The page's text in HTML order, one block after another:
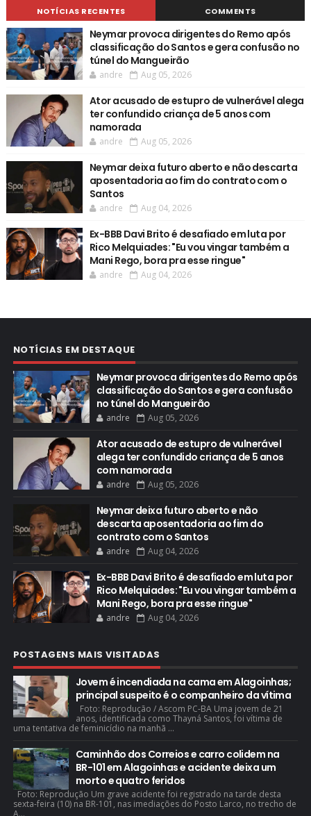
NOTÍCIAS RECENTES COMMENTS
Neymar provoca dirigentes do Remo após
classificação do Santos e gera confusão no
túnel do Mangueirão
andre Aug 05, 2026
Ator acusado de estupro de vulnerável alega
ter confundido criança de 5 anos com
namorada
andre Aug 05, 2026
Neymar deixa futuro aberto e não descarta
aposentadoria ao fim do contrato com o
Santos
andre Aug 04, 2026
Ex-BBB Davi Brito é desafiado em luta por
Rico Melquiades: "Eu vou vingar também a
Mani Rego, bora pra esse ringue"
andre Aug 04, 2026
NOTÍCIAS EM DESTAQUE
Neymar provoca dirigentes do Remo após
classificação do Santos e gera confusão
no túnel do Mangueirão
andre Aug 05, 2026
Ator acusado de estupro de vulnerável
alega ter confundido criança de 5 anos
com namorada
andre Aug 05, 2026
Neymar deixa futuro aberto e não
descarta aposentadoria ao fim do
contrato com o Santos
andre Aug 04, 2026
Ex-BBB Davi Brito é desafiado em luta por
Rico Melquiades: "Eu vou vingar também a
Mani Rego, bora pra esse ringue"
andre Aug 04, 2026
POSTAGENS MAIS VISITADAS
Jovem é incendiada na cama em Alagoinhas;
principal suspeito é o companheiro da vítima
Foto: Reprodução / Ascom PC-BA Uma jovem de 21
anos, identificada como Thayná Santos, foi vítima de
uma tentativa de feminicídio na manhã ...
Caminhão dos Correios e carro colidem na
BR-101 em Alagoinhas e acidente deixa um
morto e quatro feridos
Foto: Reprodução Um grave acidente foi registrado na tarde desta
sexta-feira (10) na BR-101, nas imediações do Posto Larco, no trecho de